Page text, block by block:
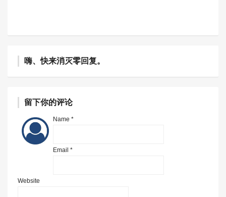
嗨、快来消灭零回复。
留下你的评论
Name *
Email *
Website